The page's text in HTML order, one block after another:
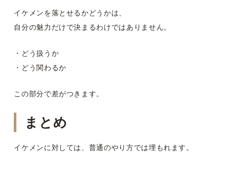
イケメンを落とせるかどうかは、
自分の魅力だけで決まるわけではありません。
・どう扱うか
・どう関わるか
この部分で差がつきます。
まとめ
イケメンに対しては、普通のやり方では埋もれます。